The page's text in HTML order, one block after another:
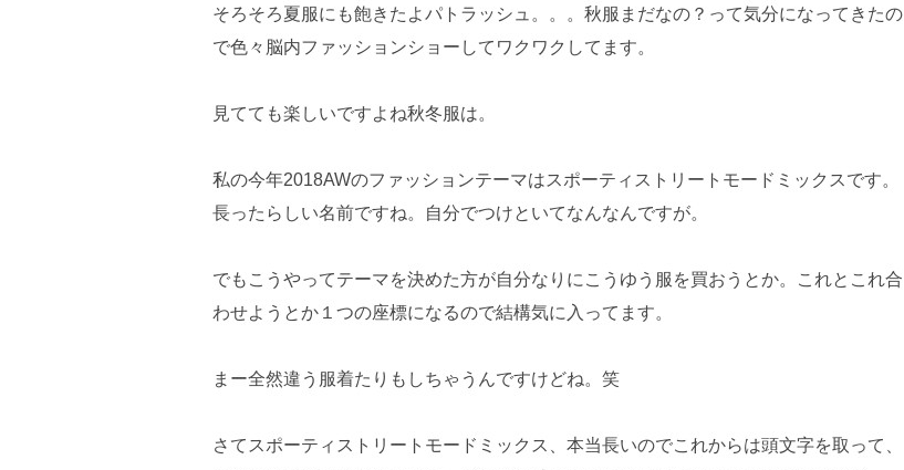
そろそろ夏服にも飽きたよパトラッシュ。。。秋服まだなの？って気分になってきたの
で色々脳内ファッションショーしてワクワクしてます。
見てても楽しいですよね秋冬服は。
私の今年2018AWのファッションテーマはスポーティストリートモードミックスです。
長ったらしい名前ですね。自分でつけといてなんなんですが。
でもこうやってテーマを決めた方が自分なりにこうゆう服を買おうとか。これとこれ合
わせようとか１つの座標になるので結構気に入ってます。
まー全然違う服着たりもしちゃうんですけどね。笑
さてスポーティストリートモードミックス、本当長いのでこれからは頭文字を取って、